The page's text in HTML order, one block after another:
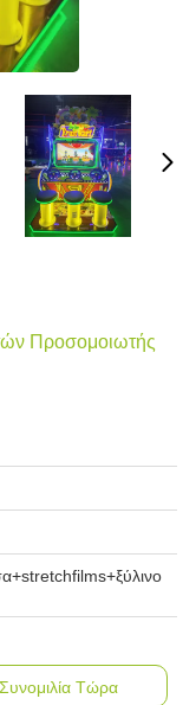
Προσομοιωτής
Συνομιλία Τώρα